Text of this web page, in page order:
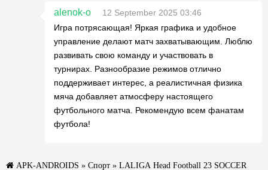
alenok-o
12 September 2025 03:46
Игра потрясающая! Яркая графика и удобное
управление делают матч захватывающим. Люблю
развивать свою команду и участвовать в
турнирах. Разнообразие режимов отлично
поддерживает интерес, а реалистичная физика
мяча добавляет атмосферу настоящего
футбольного матча. Рекомендую всем фанатам
футбола!
APK-ANDROIDS » Спорт » LALIGA Head Football 23 SOCCER